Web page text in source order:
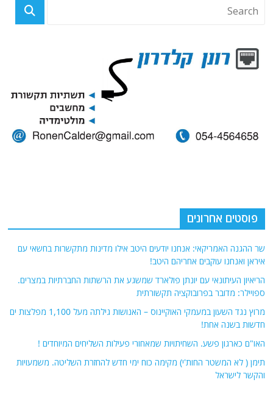
פוסטים אחרונים
שר ההגנה האמריקאי: אנחנו יודעים היטב אילו מדינות מתקשרות בחשאי עם
איראן ואנחנו עוקבים אחריהם היטב!
הריאיון העיתונאי עם יונתן פולארד שמשגע את הרשתות החברתיות במצרים.
ספויילר: מדובר בפרובוקציה תקשורתית
מרוץ נגד השעון במעמקי האוקיינוס – האנושות גילתה מעל 1,100 מפלצות ים
חדשות בשנה אחת!
האו"ם כארגון פשע. השחיתויות שמאחורי פעילות השליחים המיוחדים !
תימן ( לא המשטר החות'י) מקימה כוח ימי חדש להחזרת השליטה. משמעויות
והקשר לישראל